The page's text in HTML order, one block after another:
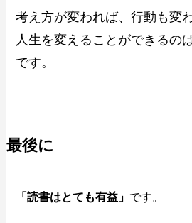
考え方が変われば、行動も変
人生を変えることができるの
です。
最後に
「読書はとても有益」 です。